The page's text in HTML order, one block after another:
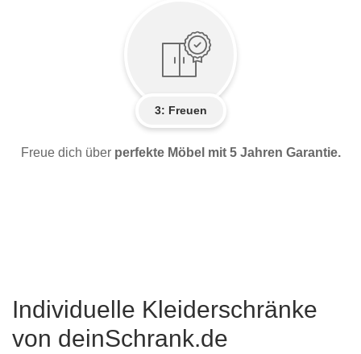
3: Freuen
Freue dich über perfekte Möbel mit 5 Jahren Garantie.
Individuelle Kleiderschränke
von deinSchrank.de